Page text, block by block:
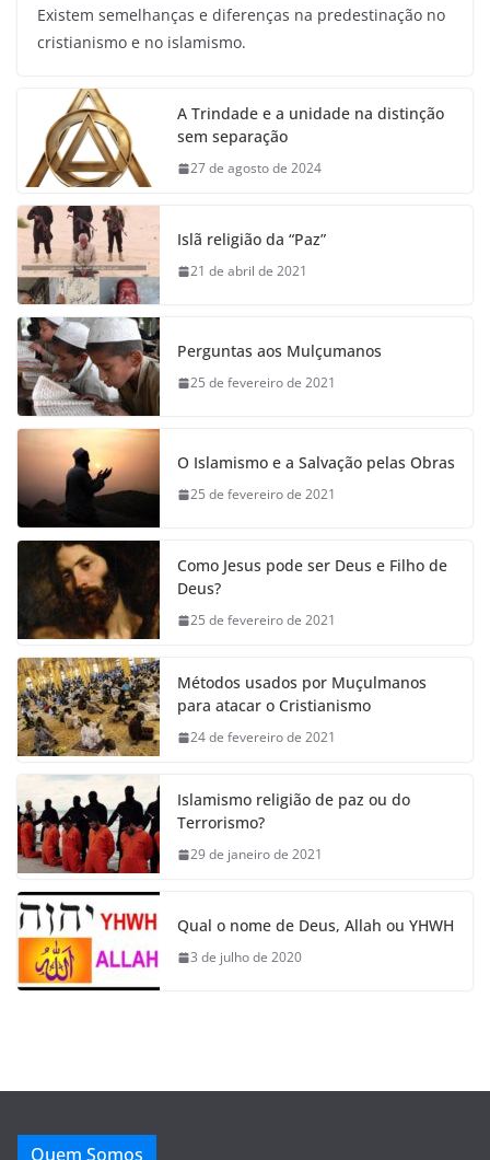
Existem semelhanças e diferenças na predestinação no
cristianismo e no islamismo.
A Trindade e a unidade na distinção
sem separação
27 de agosto de 2024
Islã religião da “Paz”
21 de abril de 2021
Perguntas aos Mulçumanos
25 de fevereiro de 2021
O Islamismo e a Salvação pelas Obras
25 de fevereiro de 2021
Como Jesus pode ser Deus e Filho de
Deus?
25 de fevereiro de 2021
Métodos usados por Muçulmanos
para atacar o Cristianismo
24 de fevereiro de 2021
Islamismo religião de paz ou do
Terrorismo?
29 de janeiro de 2021
Qual o nome de Deus, Allah ou YHWH
3 de julho de 2020
Quem Somos